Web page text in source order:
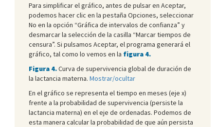
Para simplificar el gráfico, antes de pulsar en Aceptar,
podemos hacer clic en la pestaña Opciones, seleccionar
No en la opción “Gráfica de intervalos de confianza” y
desmarcar la selección de la casilla “Marcar tiempos de
censura”. Si pulsamos Aceptar, el programa generará el
gráfico, tal como lo vemos en la figura 4.
Figura 4.Curva de supervivencia global de duración de
la lactancia materna. Mostrar/ocultar
En el gráfico se representa el tiempo en meses (eje x)
frente a la probabilidad de supervivencia (persiste la
lactancia materna) en el eje de ordenadas. Podemos de
esta manera calcular la probabilidad de que aún persista